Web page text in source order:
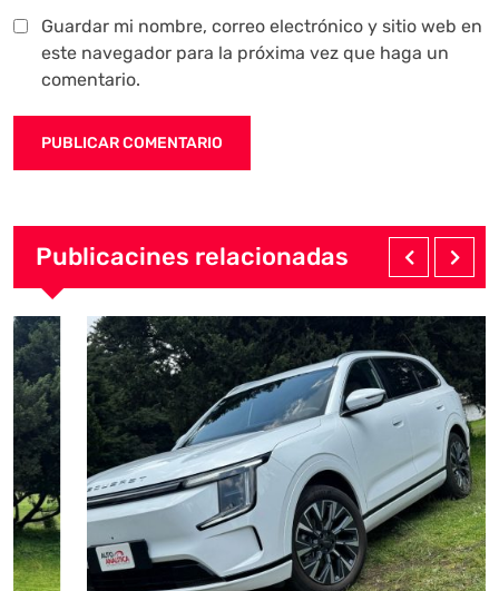
Guardar mi nombre, correo electrónico y sitio web en
este navegador para la próxima vez que haga un
comentario.
Publicacines relacionadas